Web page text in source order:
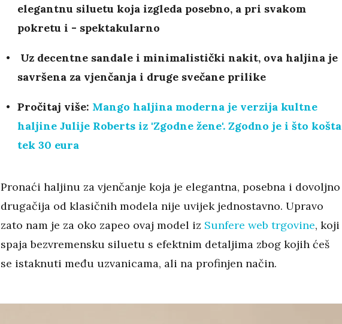
elegantnu siluetu koja izgleda posebno, a pri svakom
pokretu i - spektakularno
Uz decentne sandale i minimalistički nakit, ova haljina je
savršena za vjenčanja i druge svečane prilike
Pročitaj više: Mango haljina moderna je verzija kultne
haljine Julije Roberts iz 'Zgodne žene'. Zgodno je i što košta
tek 30 eura
Pronaći haljinu za vjenčanje koja je elegantna, posebna i dovoljno
drugačija od klasičnih modela nije uvijek jednostavno. Upravo
zato nam je za oko zapeo ovaj model iz Sunfere web trgovine, koji
spaja bezvremensku siluetu s efektnim detaljima zbog kojih ćeš
se istaknuti među uzvanicama, ali na profinjen način.